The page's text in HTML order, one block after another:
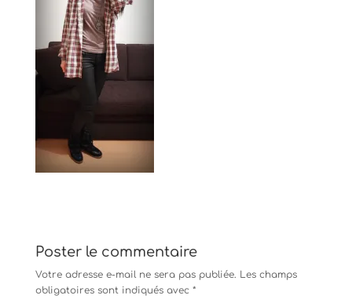
Poster le commentaire
Votre adresse e-mail ne sera pas publiée. Les champs
obligatoires sont indiqués avec *